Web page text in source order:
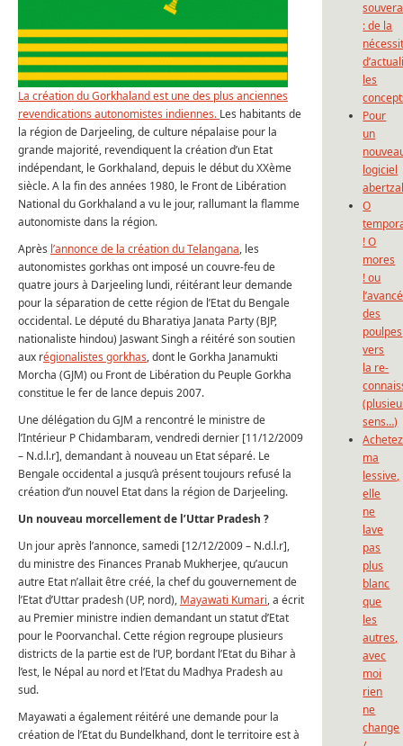
La création du Gorkhaland est une des plus anciennes
revendications autonomistes indiennes. Les habitants de
la région de Darjeeling, de culture népalaise pour la
grande majorité, revendiquent la création d’un Etat
indépendant, le Gorkhaland, depuis le début du XXème
siècle. A la fin des années 1980, le Front de Libération
National du Gorkhaland a vu le jour, rallumant la flamme
autonomiste dans la région.
Après l’annonce de la création du Telangana, les
autonomistes gorkhas ont imposé un couvre-feu de
quatre jours à Darjeeling lundi, réitérant leur demande
pour la séparation de cette région de l’Etat du Bengale
occidental. Le député du Bharatiya Janata Party (BJP,
nationaliste hindou) Jaswant Singh a réitéré son soutien
aux régionalistes gorkhas, dont le Gorkha Janamukti
Morcha (GJM) ou Front de Libération du Peuple Gorkha
constitue le fer de lance depuis 2007.
Une délégation du GJM a rencontré le ministre de
l’Intérieur P Chidambaram, vendredi dernier [11/12/2009
– N.d.l.r], demandant à nouveau un Etat séparé. Le
Bengale occidental a jusqu’à présent toujours refusé la
création d’un nouvel Etat dans la région de Darjeeling.
Un nouveau morcellement de l’Uttar Pradesh ?
Un jour après l’annonce, samedi [12/12/2009 – N.d.l.r],
du ministre des Finances Pranab Mukherjee, qu’aucun
autre Etat n’allait être créé, la chef du gouvernement de
l’Etat d’Uttar pradesh (UP, nord), Mayawati Kumari, a écrit
au Premier ministre indien demandant un statut d’Etat
pour le Poorvanchal. Cette région regroupe plusieurs
districts de la partie est de l’UP, bordant l’Etat du Bihar à
l’est, le Népal au nord et l’Etat du Madhya Pradesh au
sud.
Mayawati a également réitéré une demande pour la
création de l’Etat du Bundelkhand, dont le territoire est à
: de la
les
Pour
un
logiciel
O
! O
mores
! ou
des
poulpes
vers
la re-
sens…)
Achetez
ma
lessive,
elle
ne
lave
pas
plus
blanc
que
les
autres,
avec
moi
rien
ne
change